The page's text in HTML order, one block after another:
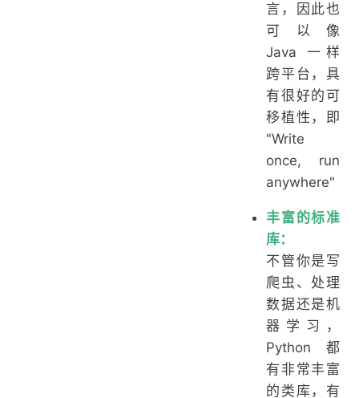
言，因此也
可以像
Java 一样
跨平台，具
有很好的可
移植性，即
"Write
once, run
anywhere"
丰富的标准
库：
不管你是写
爬虫、处理
数据还是机
器学习，
Python 都
有非常丰富
的类库，有